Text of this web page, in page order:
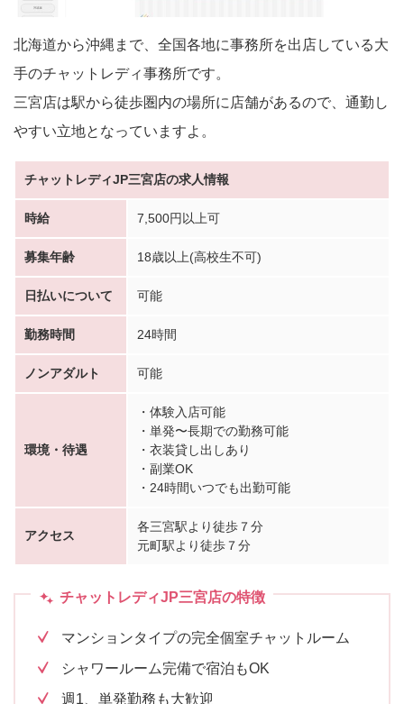
北海道から沖縄まで、全国各地に事務所を出店している大
手のチャットレディ事務所です。
三宮店は駅から徒歩圏内の場所に店舗があるので、通勤し
やすい立地となっていますよ。
チャットレディJP三宮店の求人情報
時給 7,500円以上可
募集年齢 18歳以上(高校生不可)
日払いについて 可能
勤務時間 24時間
ノンアダルト 可能
環境・待遇
・体験入店可能
・単発〜長期での勤務可能
・衣装貸し出しあり
・副業OK
・24時間いつでも出勤可能
アクセス
各三宮駅より徒歩７分
元町駅より徒歩７分
チャットレディJP三宮店の特徴
マンションタイプの完全個室チャットルーム
シャワールーム完備で宿泊もOK
週1、単発勤務も大歓迎